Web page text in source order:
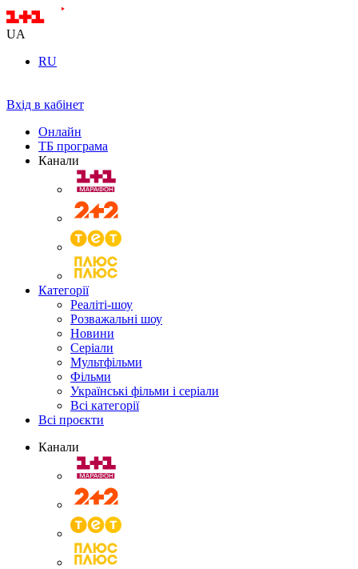
UA
RU
Вхід в кабінет
Онлайн
ТБ програма
Канали
Категорії
Реаліті-шоу
Розважальні шоу
Новини
Серіали
Мультфільми
Фільми
Українські фільми і серіали
Всі категорії
Всі проєкти
Канали